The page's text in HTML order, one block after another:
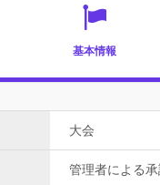
基本情報
大会
管理者による承